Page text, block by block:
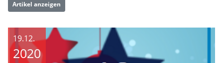
Artikel anzeigen
19.12.
2020